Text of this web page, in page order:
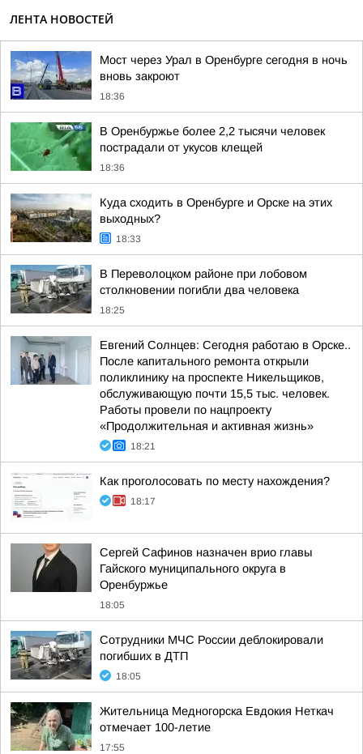
ЛЕНТА НОВОСТЕЙ
Мост через Урал в Оренбурге сегодня в ночь
вновь закроют
18:36
В Оренбуржье более 2,2 тысячи человек
пострадали от укусов клещей
18:36
Куда сходить в Оренбурге и Орске на этих
выходных?
18:33
В Переволоцком районе при лобовом
столкновении погибли два человека
18:25
Евгений Солнцев: Сегодня работаю в Орске..
После капитального ремонта открыли
поликлинику на проспекте Никельщиков,
обслуживающую почти 15,5 тыс. человек.
Работы провели по нацпроекту
«Продолжительная и активная жизнь»
18:21
Как проголосовать по месту нахождения?
18:17
Сергей Сафинов назначен врио главы
Гайского муниципального округа в
Оренбуржье
18:05
Сотрудники МЧС России деблокировали
погибших в ДТП
18:05
Жительница Медногорска Евдокия Неткач
отмечает 100-летие
17:55